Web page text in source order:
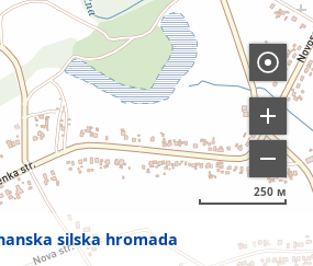
silska hromada
250 м